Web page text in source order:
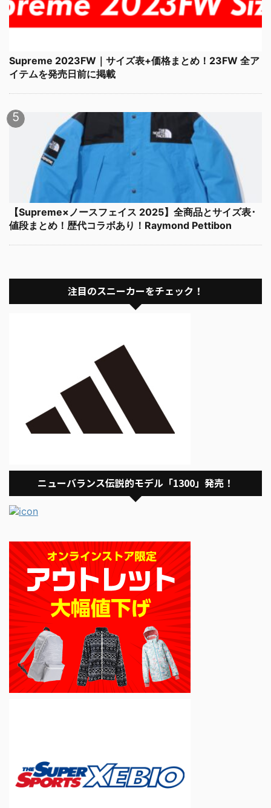
Supreme 2023FW｜サイズ表+価格まとめ！23FW 全ア
イテムを発売日前に掲載
【Supreme×ノースフェイス 2025】全商品とサイズ表･
値段まとめ！歴代コラボあり！Raymond Pettibon
注目のスニーカーをチェック！
ニューバランス伝説的モデル「1300」発売！